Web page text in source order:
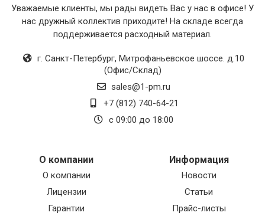
Уважаемые клиенты, мы рады видеть Вас у нас в офисе! У
нас дружный коллектив приходите! На складе всегда
поддерживается расходный материал.
г. Санкт-Петербург, Митрофаньевское шоссе. д.10
(Офис/Склад)
sales@1-pm.ru
+7 (812) 740-64-21
с 09:00 до 18:00
О компании
О компании
Лицензии
Гарантии
Информация
Новости
Статьи
Прайс-листы